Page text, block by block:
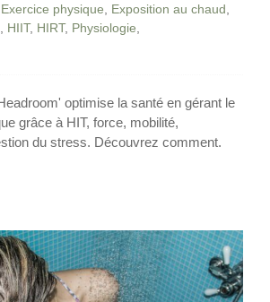
Exercice physique Exposition au chaud
HIIT, HIRT, Physiologie
optimise la santé en gérant le
grâce à HIT, force, mobilité,
du stress. Découvrez comment.